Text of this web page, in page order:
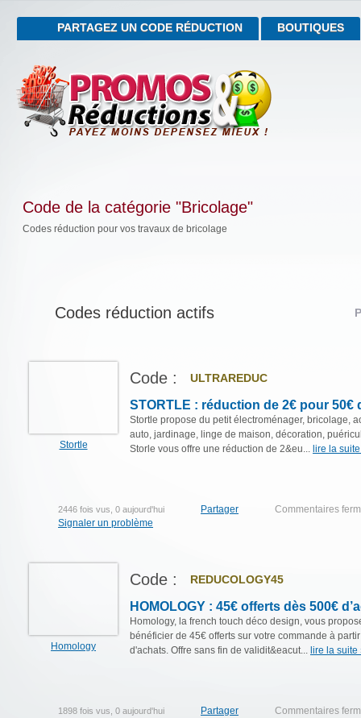
PARTAGEZ UN CODE RÉDUCTION BOUTIQUES
Code de la catégorie "Bricolage"
Codes réduction pour vos travaux de bricolage
Codes réduction actifs
Stortle
Code : ULTRAREDUC
STORTLE : réduction de 2€ pour 50€
Stortle propose du petit électroménager, bricolage,
auto, jardinage, linge de maison, décoration,
Storle vous offre une réduction de 2&eu... lire la suite
2446 fois vus, 0 aujourd'hui Partager
Commentaires
Signaler un problème
Homology
Code : REDUCOLOGY45
HOMOLOGY : 45€ offerts dès 500€
Homology, la french touch déco design, vous
bénéficier de 45€ offerts sur votre commande à
d'achats. Offre sans fin de validit&eacut... lire la suite
1898 fois vus, 0 aujourd'hui Partager
Commentaires